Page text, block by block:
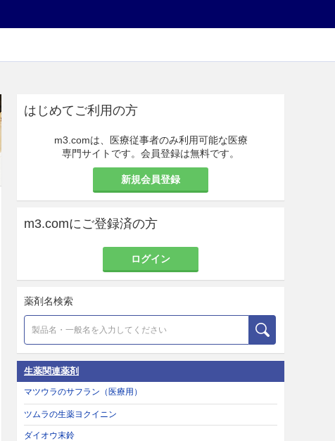
はじめてご利用の方
m3.comは、医療従事者のみ利用可能な医療
専門サイトです。会員登録は無料です。
新規会員登録
m3.comにご登録済の方
ログイン
薬剤名検索
生薬関連薬剤
マツウラのサフラン（医療用）
ツムラの生薬ヨクイニン
ダイオウ末鈴